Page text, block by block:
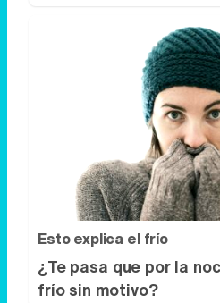
Esto explica el frío
¿Te pasa que por la
frío sin motivo?